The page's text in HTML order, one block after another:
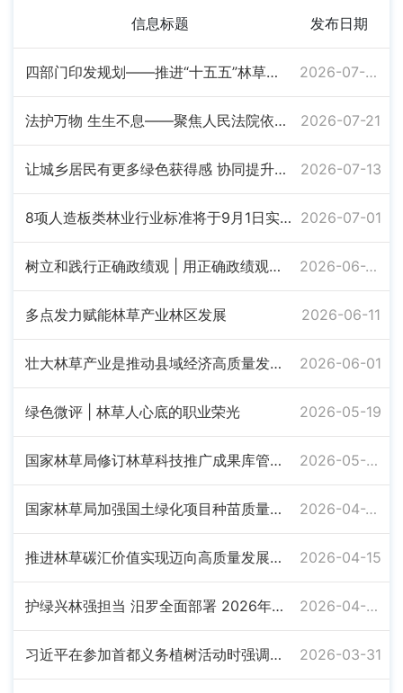
信息标题 发布日期
四部门印发规划——推进“十五五”林草保护利用 2026-07-30
法护万物 生生不息——聚焦人民法院依法保护生物多样性典型案例 2026-07-21
让城乡居民有更多绿色获得感 协同提升城乡绿化美化质效 2026-07-13
8项人造板类林业行业标准将于9月1日实施 2026-07-01
树立和践行正确政绩观 | 用正确政绩观引领风景园林转型发展 2026-06-23
多点发力赋能林草产业林区发展 2026-06-11
壮大林草产业是推动县域经济高质量发展战略选择 2026-06-01
绿色微评 | 林草人心底的职业荣光 2026-05-19
国家林草局修订林草科技推广成果库管理办法 2026-05-08
国家林草局加强国土绿化项目种苗质量管理 2026-04-28
推进林草碳汇价值实现迈向高质量发展新阶段 2026-04-15
护绿兴林强担当 汨罗全面部署 2026年林业重点工作 2026-04-02
习近平在参加首都义务植树活动时强调：为山川大地增添锦绣 让中国式现代化底色更加亮丽 2026-03-31